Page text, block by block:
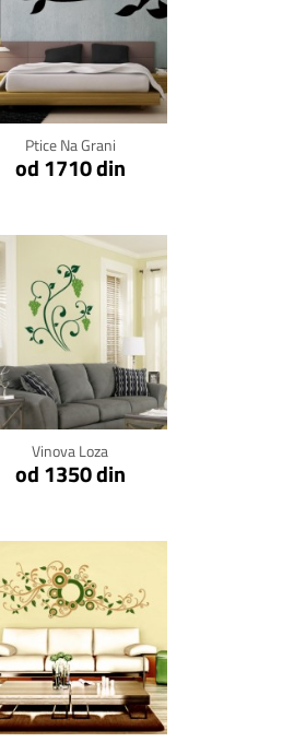
Ptice Na Grani
od 1710 din
Klikni za detalje
Vinova Loza
od 1350 din
Klikni za detalje
Klikni za detalje